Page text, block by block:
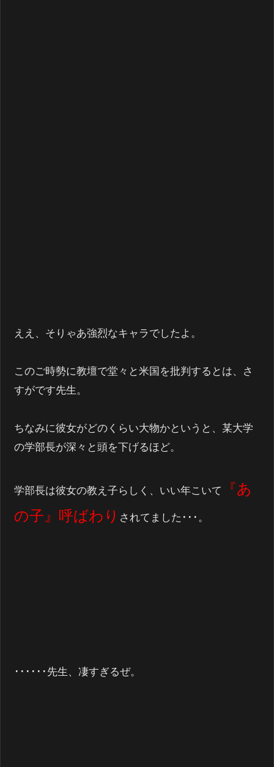
ええ、そりゃあ強烈なキャラでしたよ。
このご時勢に教壇で堂々と米国を批判するとは、さ
すがです先生。
ちなみに彼女がどのくらい大物かというと、某大学
の学部長が深々と頭を下げるほど。
学部長は彼女の教え子らしく、いい年こいて
『あ
の子』呼ばわり されてました･･･。
･･････先生、凄すぎるぜ。